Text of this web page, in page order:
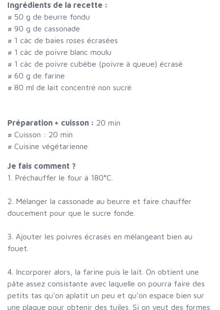
Ingrédients de la recette :
# 50 g de beurre fondu
# 90 g de cassonade
# 1 càc de baies roses écrasées
# 1 càc de poivre blanc moulu
# 1 càc de poivre cubèbe (poivre à queue) écrasé
# 60 g de farine
# 80 ml de lait concentré non sucré
Préparation + cuisson : 20 min
# Cuisson : 20 min
# Cuisine végétarienne
Je fais comment ?
1. Préchauffer le four à 180°C.
2. Mélanger la cassonade au beurre et faire chauffer
doucement pour que le sucre fonde.
3. Ajouter les poivres écrasés en mélangeant bien au
fouet.
4. Incorporer alors, la farine puis le lait. On obtient une
pâte assez consistante avec laquelle on pourra faire des
petits tas qu'on aplatit un peu et qu'on espace bien sur
une plaque pour obtenir des tuiles. Si on veut des formes